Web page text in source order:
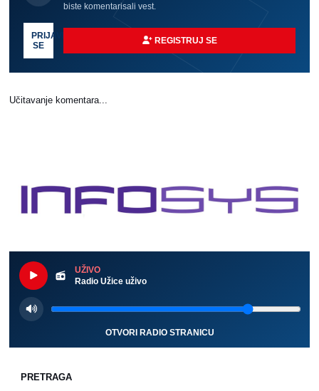
biste komentarisali vest.
PRIJAVI
SE
REGISTRUJ SE
Učitavanje komentara...
UŽIVO
Radio Užice uživo
OTVORI RADIO STRANICU
PRETRAGA